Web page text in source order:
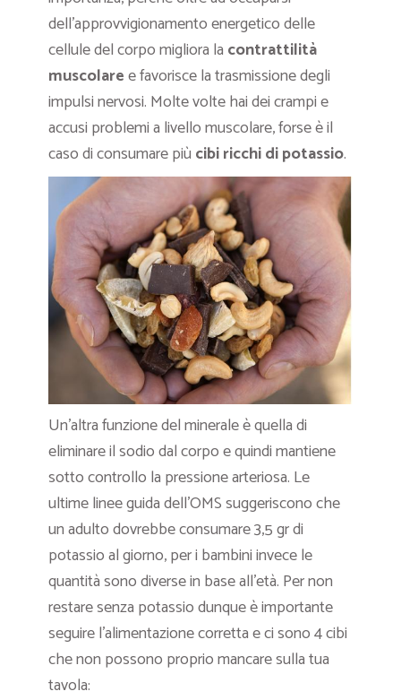
dell’approvvigionamento energetico delle
cellule del corpo migliora la contrattilità
muscolaree favorisce la trasmissione degli
impulsi nervosi. Molte volte hai dei crampi e
accusi problemi a livello muscolare, forse è il
caso di consumare più cibi ricchi di potassio.
Un’altra funzione del minerale è quella di
eliminare il sodio dal corpo e quindi mantiene
sotto controllo la pressione arteriosa. Le
ultime linee guida dell’OMS suggeriscono che
un adulto dovrebbe consumare 3,5 gr di
potassio al giorno, per i bambini invece le
quantità sono diverse in base all’età. Per non
restare senza potassio dunque è importante
seguire l’alimentazione corretta e ci sono 4 cibi
che non possono proprio mancare sulla tua
tavola: